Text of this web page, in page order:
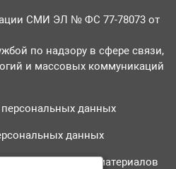
СМИ ЭЛ № ФС 77-78073 от
по надзору в сфере связи,
и массовых коммуникаций
данных
данных
использовании материалов